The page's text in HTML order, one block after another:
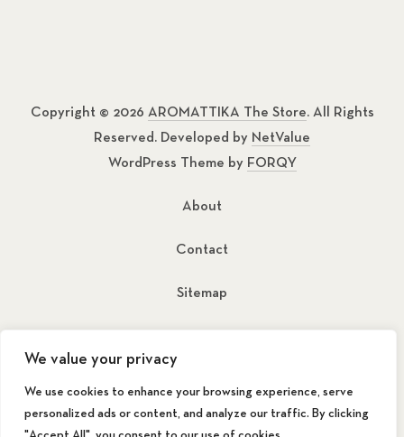
We value your privacy
We use cookies to enhance your browsing experience, serve
personalized ads or content, and analyze our traffic. By clicking
Copyright © 2026 AROMATTIKA The Store. All Rights
Reserved. Developed by NetValue
WordPress Theme by FORQY
About
Contact
Sitemap